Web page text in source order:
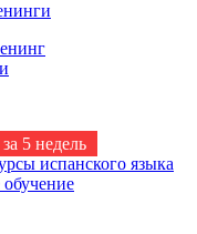
5 недель
испанского языка